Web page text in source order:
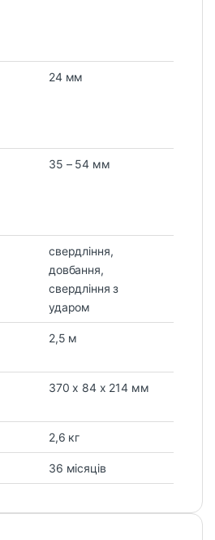
24 мм
35 – 54 мм
свердління,
довбання,
свердління з
ударом
2,5 м
370 x 84 x 214 мм
2,6 кг
36 місяців